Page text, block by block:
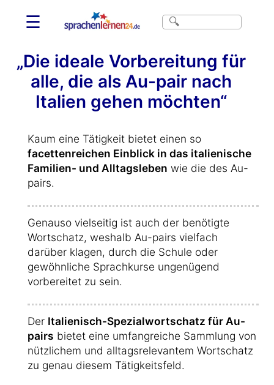
☰
„Die ideale Vorbereitung für
alle, die als Au-pair nach
Italien gehen möchten“
Kaum eine Tätigkeit bietet einen so
facettenreichen Einblick in das italienische
Familien- und Alltagsleben wie die des Au-
pairs.
Genauso vielseitig ist auch der benötigte
Wortschatz, weshalb Au-pairs vielfach
darüber klagen, durch die Schule oder
gewöhnliche Sprachkurse ungenügend
vorbereitet zu sein.
Der Italienisch-Spezialwortschatz für Au-
pairs bietet eine umfangreiche Sammlung von
nützlichem und alltagsrelevantem Wortschatz
zu genau diesem Tätigkeitsfeld.